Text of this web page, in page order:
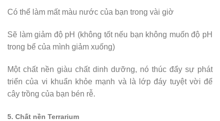
Có thể làm mất màu nước của bạn trong vài giờ
Sẽ làm giảm độ pH (không tốt nếu bạn không muốn độ pH
trong bể của mình giảm xuống)
Một chất nền giàu chất dinh dưỡng, nó thúc đẩy sự phát
triển của vi khuẩn khỏe mạnh và là lớp đáy tuyệt vời để
cây trồng của bạn bén rễ.
5. Chất nền Terrarium